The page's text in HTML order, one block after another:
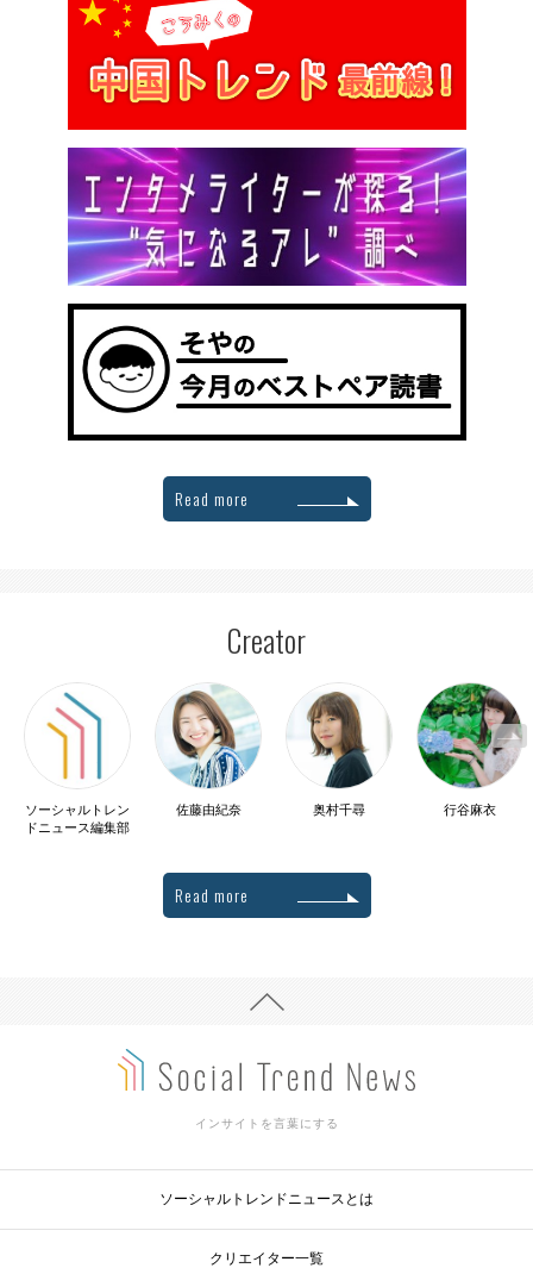
Read more
Creator
ソーシャルトレン
ドニュース編集部
佐藤由紀奈 奥村千尋 行谷麻衣
Read more
インサイトを言葉にする
ソーシャルトレンドニュースとは
クリエイター一覧